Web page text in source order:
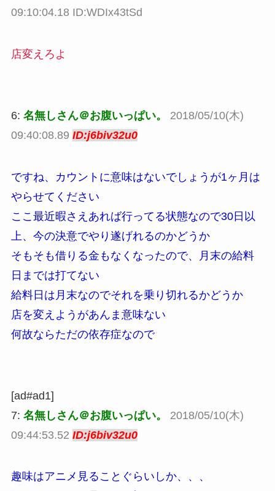
09:10:04.18 ID:WDIx43tSd
店変えろよ
6: 名無しさん＠お腹いっぱい。
2018/05/10(木)
09:40:08.89 ID:j6biv32u0
ですね、カウントに意味はないでしょうが1ヶ月は
やらせてください
ここ最近暇さえあれば行ってる状態なので30日以
上、今の決意でやり遂げれるのかどうか
そもそも借りる金もなくなったので、月末の給料
日までは打てない
給料日は月末なのでそれを乗り切れるかどうか
店を変えようがあんま意味ない
何故ならただの依存症なので
[ad#ad1]
7: 名無しさん＠お腹いっぱい。
2018/05/10(木)
09:44:53.52 ID:j6biv32u0
趣味はアニメ見ることぐらいしか、、、